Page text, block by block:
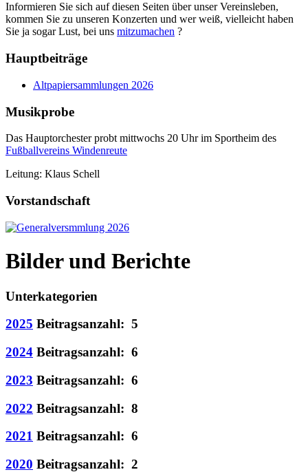
Informieren Sie sich auf diesen Seiten über unser Vereinsleben,
kommen Sie zu unseren Konzerten und wer weiß, vielleicht haben
Sie ja sogar Lust, bei uns mitzumachen ?
Hauptbeiträge
Altpapiersammlungen 2026
Musikprobe
Das Hauptorchester probt mittwochs 20 Uhr im Sportheim des
Fußballvereins Windenreute
Leitung: Klaus Schell
Vorstandschaft
Bilder und Berichte
Unterkategorien
2025 Beitragsanzahl: 5
2024 Beitragsanzahl: 6
2023 Beitragsanzahl: 6
2022 Beitragsanzahl: 8
2021 Beitragsanzahl: 6
2020 Beitragsanzahl: 2